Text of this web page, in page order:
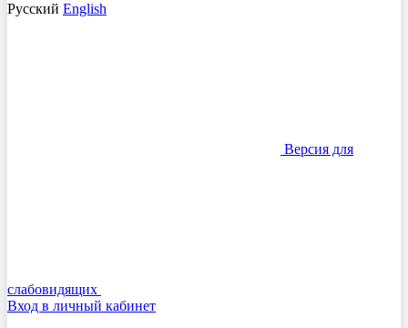
Русский English
Версия для
слабовидящих
Вход в личный кабинет